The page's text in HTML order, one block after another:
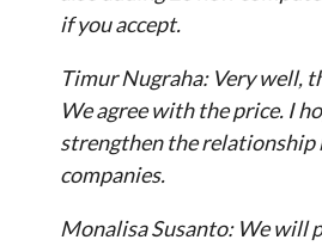
if you accept.
Timur Nugraha: Very well,
We agree with the price. I
strengthen the relationship
companies.
Monalisa Susanto: We will